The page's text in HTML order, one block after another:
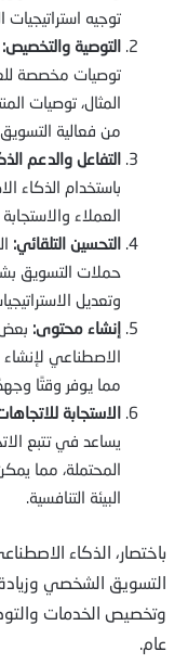
توجيه
التوصية والتخصيص:
توصيات مخصصة
المثال، توصيات
من فعالية
التفاعل والدعم
باستخدام الذكاء
العملاء
التحسين التلقائي:
حملات التسويق
وتعديل
إنشاء محتوى: بعض
الاصطناعي
مما يوفر وقتًا
الاستجابة
يساعد في تتبع
المحتملة، مما
البيئة التنافسية.
باختصار، الذكاء
التسويق الشخصي وزيادة
وتخصيص الخدمات
عام.